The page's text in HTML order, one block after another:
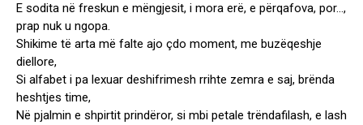
E sodita në freskun e mëngjesit, i mora erë, e përqafova, por…,
prap nuk u ngopa.
Shikime të arta më falte ajo çdo moment, me buzëqeshje
diellore,
Si alfabet i pa lexuar deshifrimesh rrihte zemra e saj, brënda
heshtjes time,
Në pjalmin e shpirtit prindëror, si mbi petale trëndafilash, e lash